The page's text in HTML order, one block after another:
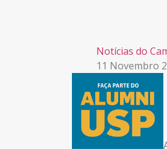
Notícias do
11 Novembro